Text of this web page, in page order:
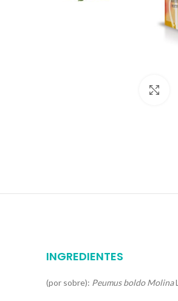
INGREDIENTES
(por sobre): Peumus boldo MolinaL